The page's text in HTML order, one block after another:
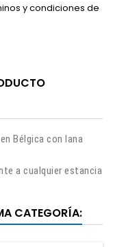
y condiciones de
Bélgica con lana
a cualquier estancia
CATEGORÍA: